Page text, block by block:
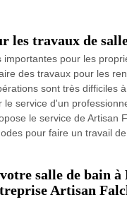
les travaux de
pour les
des travaux pour les
sont très difficiles
service d'un
le service de Artisan
pour faire un travail
salle de bain à
Artisan